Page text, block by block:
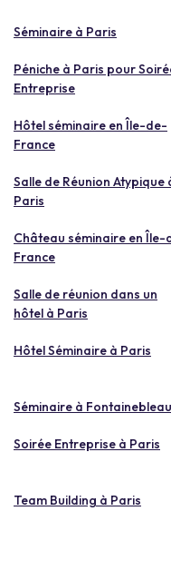
Séminaire à Paris
Péniche à Paris pour
Entreprise
Hôtel séminaire en Île-de-
France
Salle de Réunion Atypique
Paris
Château séminaire en Île-
France
Salle de réunion dans un
hôtel à Paris
Hôtel Séminaire à Paris
Séminaire à Fontainebleau
Soirée Entreprise à Paris
Team Building à Paris